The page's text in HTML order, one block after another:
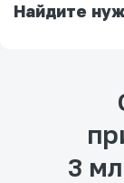
Найдите
3